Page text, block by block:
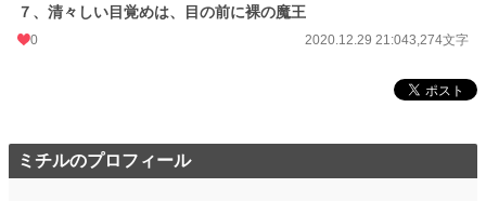
７、清々しい目覚めは、目の前に裸の魔王
0 2020.12.29 21:043,274文字
ミチルのプロフィール